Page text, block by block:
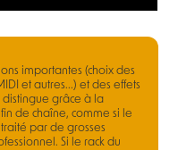
importantes (choix des
et autres...) et des effets
distingue grâce à la
de chaîne, comme si le
par de grosses
Si le rack du